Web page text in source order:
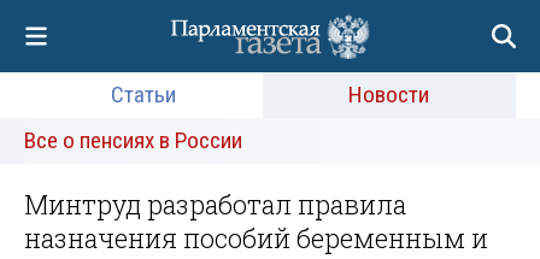
Статьи
Новости
Все о пенсиях в России
Минтруд разработал правила
назначения пособий беременным и